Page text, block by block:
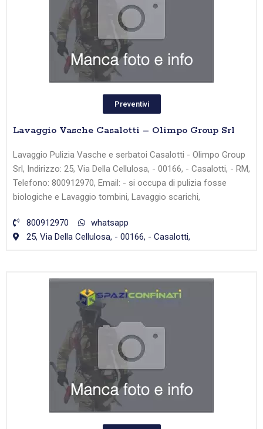
Preventivi
Lavaggio Vasche Casalotti – Olimpo Group Srl
Lavaggio Pulizia Vasche e serbatoi Casalotti - Olimpo Group
Srl, Indirizzo: 25, Via Della Cellulosa, - 00166, - Casalotti, - RM,
Telefono: 800912970, Email: - si occupa di pulizia fosse
biologiche e Lavaggio tombini, Lavaggio scarichi,
800912970
whatsapp
25, Via Della Cellulosa, - 00166, - Casalotti,